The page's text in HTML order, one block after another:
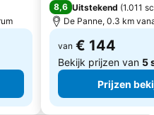
Kasteel van Rumbeke
van Blankenberge
Le Belgique Gourmande
8,6 Uitstekend (1.011
De Panne, 0.3 km
van € 144
Bekijk prijzen van 5
Prijzen